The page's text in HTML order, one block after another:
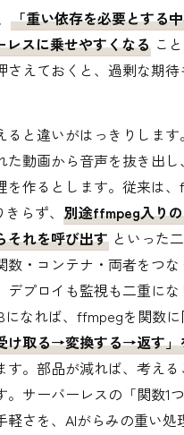
「重い依存を必要とする
レスに乗せやすくなる こ
さえておくと、過剰な期
ると違いがはっきりします
た動画から音声を抜き出
を作るとします。従来は
らず、 別途ffmpeg入り
それを呼び出す といった
数・コンテナ・両者をつな
プロイも監視も二重にな
になれば、ffmpegを関数に
け取る→変換する→返す」
す。部品が減れば、考え
。サーバーレスの「関数1
軽さを、AIがらみの重い処